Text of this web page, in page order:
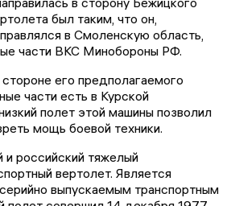
был таким, что он,
в Смоленскую область,
части ВКС Минобороны РФ.
его предполагаемого
части есть в Курской
полет этой машины позволил
мощь боевой техники.
российский тяжелый
вертолет. Является
выпускаемым транспортным